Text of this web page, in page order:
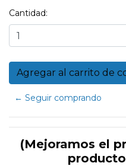
Cantidad:
← Seguir comprando
(Mejoramos el